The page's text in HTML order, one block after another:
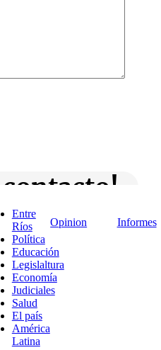
Entre
Ríos
Política
Educación
Legislaltura
Economía
Judiciales
Salud
El país
América
Latina
Opinion Informes
contacto!
Buscar